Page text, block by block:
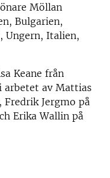
Möllan
Bulgarien,
Ungern, Italien,
Keane från
arbetet av Mattias
Fredrik Jergmo på
Erika Wallin på